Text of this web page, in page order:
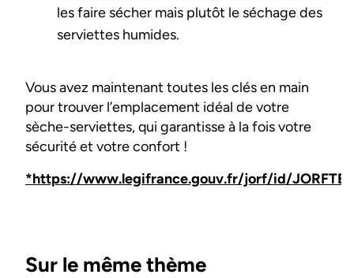
les faire sécher mais plutôt le séchage des
serviettes humides.
Vous avez maintenant toutes les clés en main
pour trouver l’emplacement idéal de votre
sèche-serviettes, qui garantisse à la fois votre
sécurité et votre confort !
*https://www.legifrance.gouv.fr/jorf/id/
Sur le même thème